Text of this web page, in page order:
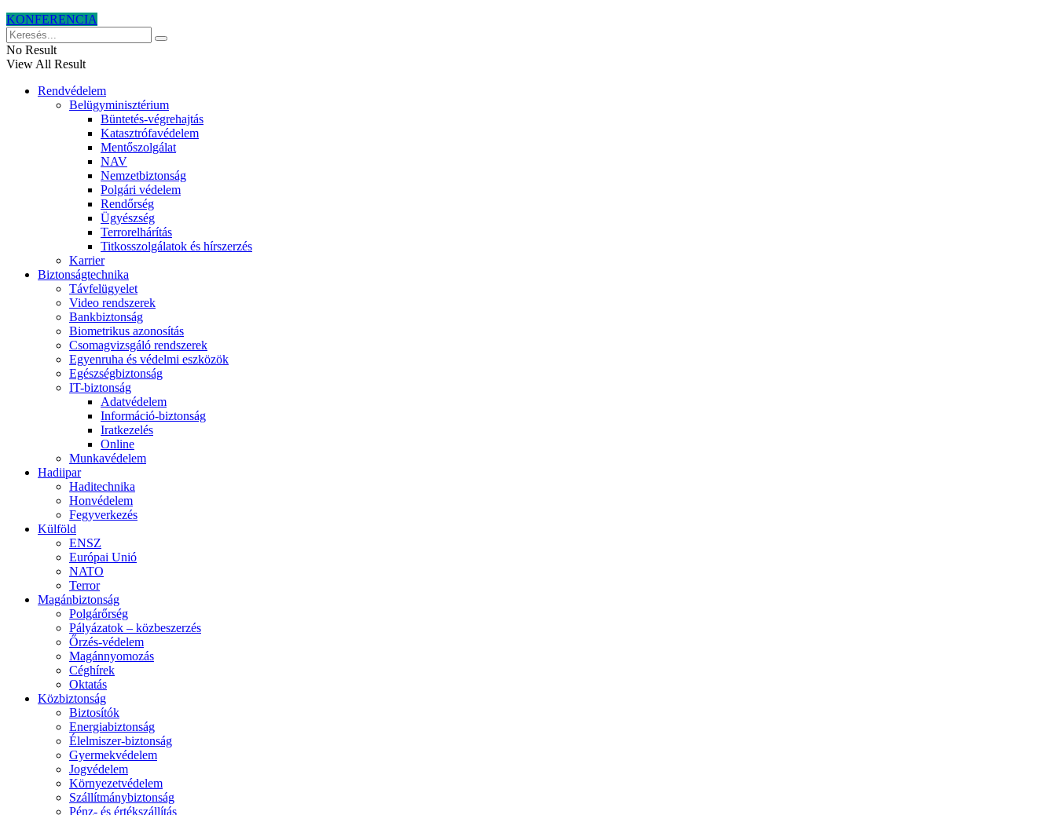
KONFERENCIA
No Result
View All Result
Rendvédelem
Belügyminisztérium
Büntetés-végrehajtás
Katasztrófavédelem
Mentőszolgálat
NAV
Nemzetbiztonság
Polgári védelem
Rendőrség
Ügyészség
Terrorelhárítás
Titkosszolgálatok és hírszerzés
Karrier
Biztonságtechnika
Távfelügyelet
Video rendszerek
Bankbiztonság
Biometrikus azonosítás
Csomagvizsgáló rendszerek
Egyenruha és védelmi eszközök
Egészségbiztonság
IT-biztonság
Adatvédelem
Információ-biztonság
Iratkezelés
Online
Munkavédelem
Hadiipar
Haditechnika
Honvédelem
Fegyverkezés
Külföld
ENSZ
Európai Unió
NATO
Terror
Magánbiztonság
Polgárőrség
Pályázatok – közbeszerzés
Őrzés-védelem
Magánnyomozás
Céghírek
Oktatás
Közbiztonság
Biztosítók
Energiabiztonság
Élelmiszer-biztonság
Gyermekvédelem
Jogvédelem
Környezetvédelem
Szállítmánybiztonság
Pénz- és értékszállítás